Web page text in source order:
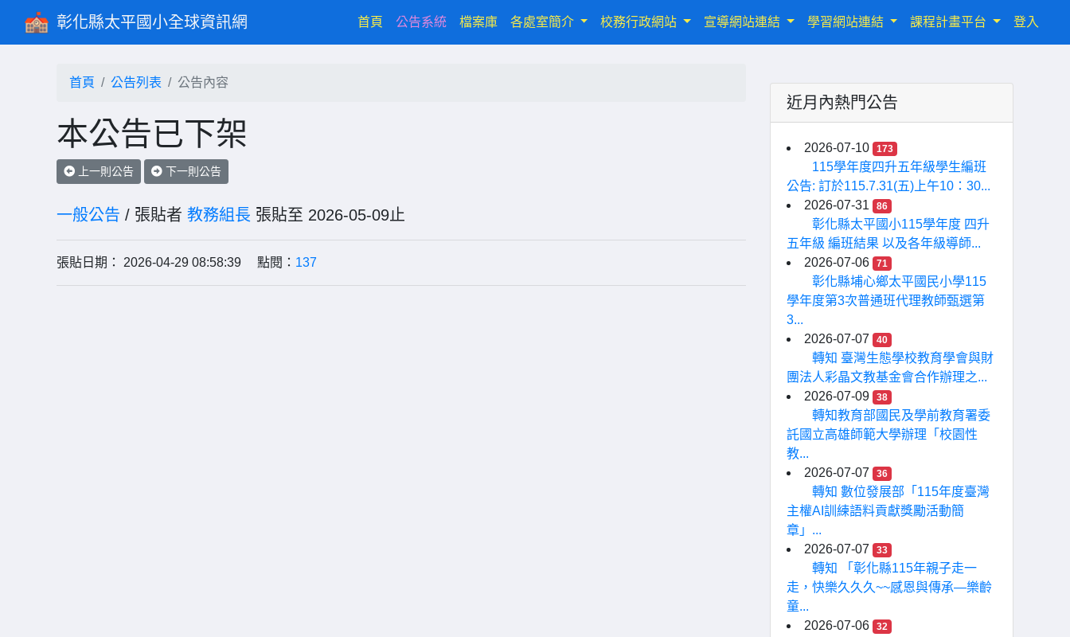
彰化縣太平國小全球資訊網 首頁(current)
公告系統 檔案庫 各處室簡介 校務行政網站 宣導網站連結 學習網站連結 課程計畫平台 登入
首頁 公告列表 公告內容
本公告已下架
上一則公告 下一則公告
一般公告 / 張貼者 教務組長 張貼至 2026-05-09止
張貼日期： 2026-04-29 08:58:39 點閱： 137
近月內熱門公告
2026-07-10 173
115學年度四升五年級學生編班
公告: 訂於115.7.31(五)上午10：30...
2026-07-31
86
彰化縣太平國小115學年度 四升
五年級 編班結果 以及各年級導師...
2026-07-06
71
彰化縣埔心鄉太平國民小學115
學年度第3次普通班代理教師甄選第
3...
2026-07-07
40
轉知 臺灣生態學校教育學會與財
團法人彩晶文教基金會合作辦理之...
2026-07-09
38
轉知教育部國民及學前教育署委
託國立高雄師範大學辦理「校園性
教...
2026-07-07
36
轉知 數位發展部「115年度臺灣
主權AI訓練語料貢獻獎勵活動簡
章」...
2026-07-07
33
轉知 「彰化縣115年親子走一
走，快樂久久久~~感恩與傳承—樂齡
童...
2026-07-06
32